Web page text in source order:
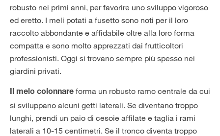
robusto nei primi anni, per favorire uno sviluppo vigoroso
ed eretto. I meli potati a fusetto sono noti per il loro
raccolto abbondante e affidabile oltre alla loro forma
compatta e sono molto apprezzati dai frutticoltori
professionisti. Oggi si trovano sempre più spesso nei
giardini privati.
Il melo colonnare forma un robusto ramo centrale da cui
si sviluppano alcuni getti laterali. Se diventano troppo
lunghi, prendi un paio di cesoie affilate e taglia i rami
laterali a 10-15 centimetri. Se il tronco diventa troppo